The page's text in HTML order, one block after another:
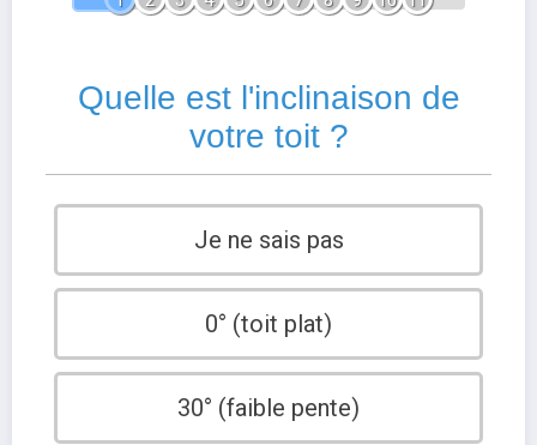
Quelle est l'inclinaison de
votre toit ?
Je ne sais pas
0° (toit plat)
30° (faible pente)